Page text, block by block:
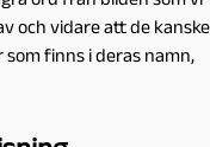
och vidare att de kanske
finns i deras namn,